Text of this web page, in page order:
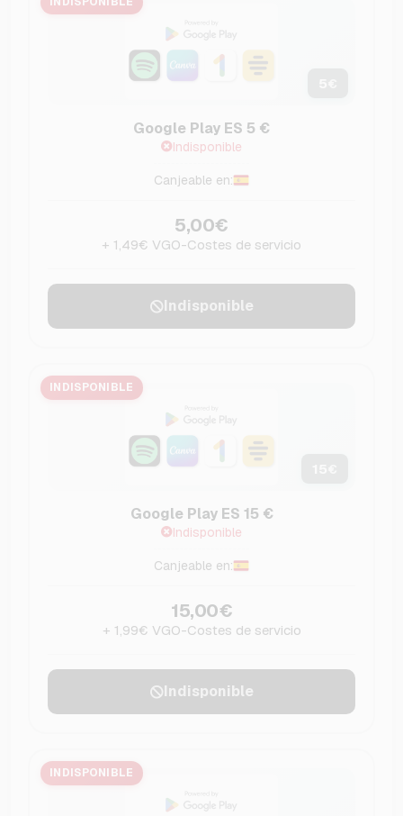
Google Play ES 5 €
Indisponible
Canjeable en:
5,00€
+ 1,49€ VGO-Costes de servicio
Indisponible
INDISPONIBLE
Google Play ES 15 €
Indisponible
Canjeable en:
15,00€
+ 1,99€ VGO-Costes de servicio
Indisponible
INDISPONIBLE